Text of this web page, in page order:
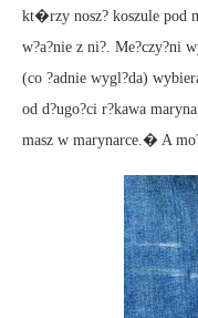
kt�rzy nosz? koszule pod
w?a?nie z ni?. Me?czy?ni
(co ?adnie wygl?da)
od d?ugo?ci r?kawa
masz w marynarce.� A